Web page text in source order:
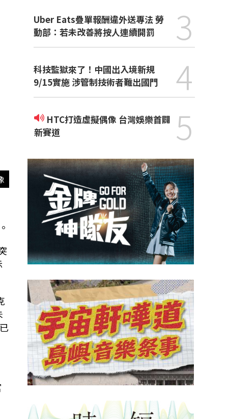
Uber Eats疊單報酬違外送專法 勞
動部：若未改善將按人連續開罰
3
科技監獄來了！中國出入境新規
9/15實施 涉管制技術者難出國門
4
新賽道
5